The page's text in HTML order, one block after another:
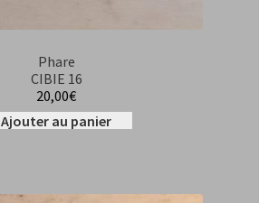
Phare
CIBIE 16
20,00€
Ajouter au panier